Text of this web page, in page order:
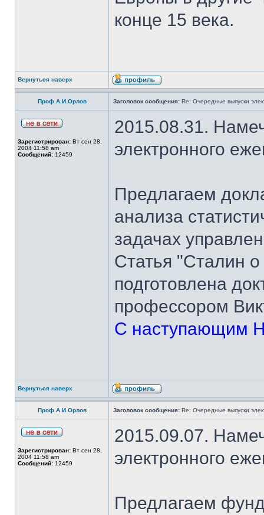
конце 15 века.
Вернуться наверх
Проф.А.И.Орлов Заголовок сообщения: Re: Очередные выпуски
Зарегистрирован: Вт сен 28,
2004 11:58 am
Сообщений: 12459
2015.08.31.
электронного
Предлагаем
анализа
задачах
Статья "Сталин
подготовлена
профессором
С наступающим
Вернуться наверх
Проф.А.И.Орлов Заголовок сообщения: Re: Очередные выпуски
Зарегистрирован: Вт сен 28,
2004 11:58 am
Сообщений: 12459
2015.09.07.
электронного
Предлагаем